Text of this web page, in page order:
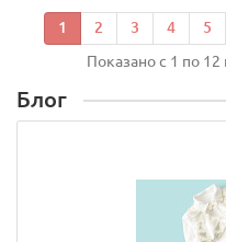
1 2 3 4 5
Показано с 1 по 12
Блог